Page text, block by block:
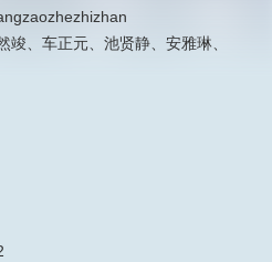
竣 车正元 池贤静 安雅琳